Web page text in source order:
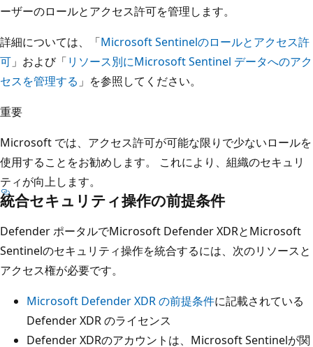
ーザーのロールとアクセス許可を管理します。
詳細については、「Microsoft Sentinelのロールとアクセス許
可 」および「リソース別にMicrosoft Sentinel データへのアク
セスを管理する 」を参照してください。
重要
Microsoft では、アクセス許可が可能な限りで少ないロールを
使用することをお勧めします。 これにより、組織のセキュリ
ティが向上します。
統合セキュリティ操作の前提条件
Defender ポータルでMicrosoft Defender XDRとMicrosoft
Sentinelのセキュリティ操作を統合するには、次のリソースと
アクセス権が必要です。
Microsoft Defender XDR の前提条件に記載されている
Defender XDR のライセンス
Defender XDRのアカウントは、Microsoft Sentinelが関